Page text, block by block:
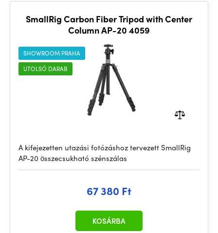
SmallRig Carbon Fiber Tripod with Center
Column AP-20 4059
SHOWROOM PRAHA
UTOLSÓ DARAB
A kifejezetten utazási fotózáshoz tervezett SmallRig
AP-20 összecsukható szénszálas
67 380 Ft
KOSÁRBA